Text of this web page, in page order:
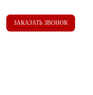
ЗАКАЗАТЬ ЗВОНОК